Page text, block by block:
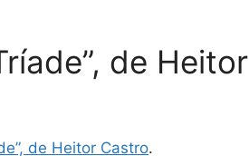
de Heitor
de Heitor Castro.